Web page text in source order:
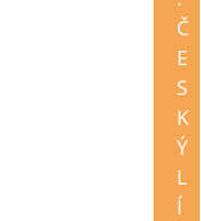
Č
E
S
K
Ý
L
Í